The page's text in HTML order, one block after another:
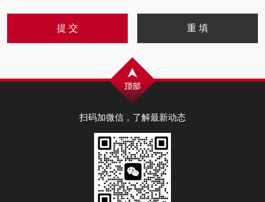
扫码加微信，了解最新动态